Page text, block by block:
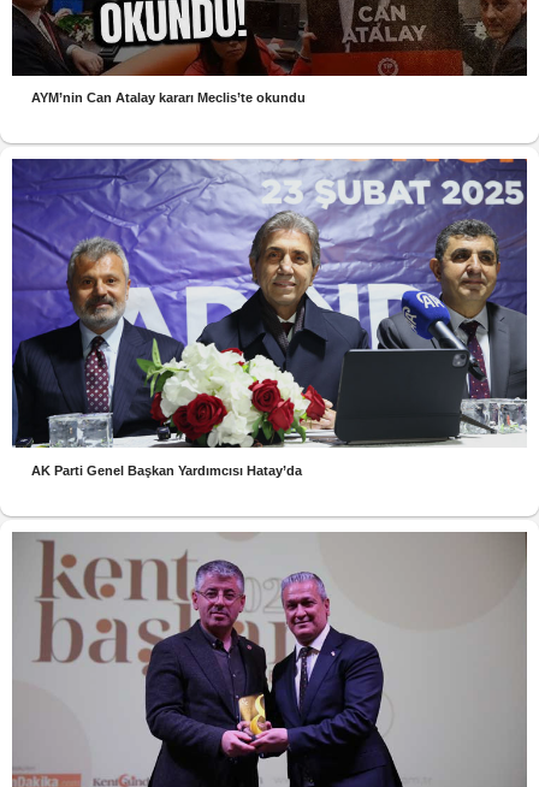
AYM’nin Can Atalay kararı Meclis’te okundu
AK Parti Genel Başkan Yardımcısı Hatay’da